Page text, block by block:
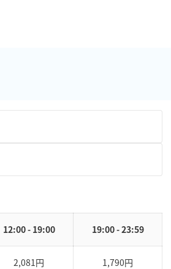
12:00 - 19:00 19:00 - 23:59
2,081円 1,790円